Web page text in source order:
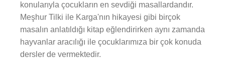
konularıyla çocukların en sevdiği masallardandır.
Meşhur Tilki ile Karga'nın hikayesi gibi birçok
masalın anlatıldığı kitap eğlendirirken aynı zamanda
hayvanlar aracılığı ile çocuklarımıza bir çok konuda
dersler de vermektedir.